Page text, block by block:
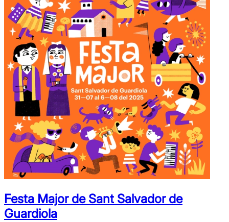
Festa Major de Sant Salvador de
Guardiola